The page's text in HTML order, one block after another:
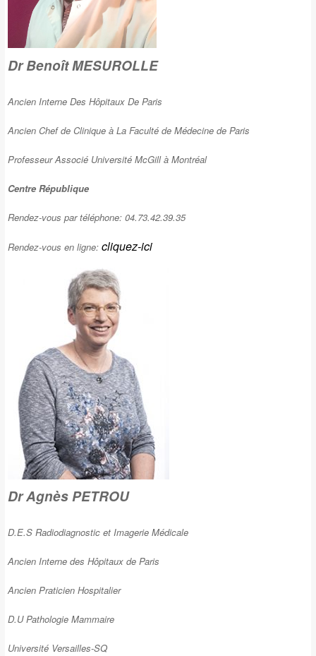
Dr Benoît MESUROLLE
Ancien Interne Des Hôpitaux De Paris
Ancien Chef de Clinique à La Faculté de Médecine de Paris
Professeur Associé Université McGill à Montréal
Centre République
Rendez-vous par téléphone: 04.73.42.39.35
Rendez-vous en ligne:cliquez-ici
Dr Agnès PETROU
D.E.S Radiodiagnostic et Imagerie Médicale
Ancien Interne des Hôpitaux de Paris
Ancien Praticien Hospitalier
D.U Pathologie Mammaire
Université Versailles-SQ